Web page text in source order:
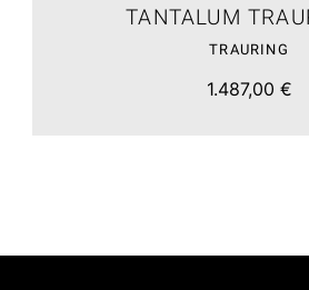
TANTALUM
TRAURING
1.487,00 €